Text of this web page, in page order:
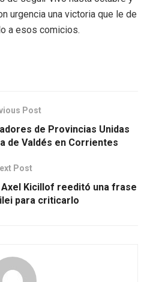
urgencia una victoria que le de
a esos comicios.
Post
de Provincias Unidas
de Valdés en Corrientes
Post
Kicillof reeditó una frase
para criticarlo